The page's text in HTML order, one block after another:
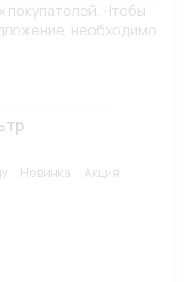
покупателей. Чтобы
необходимо
Новинка
Акция